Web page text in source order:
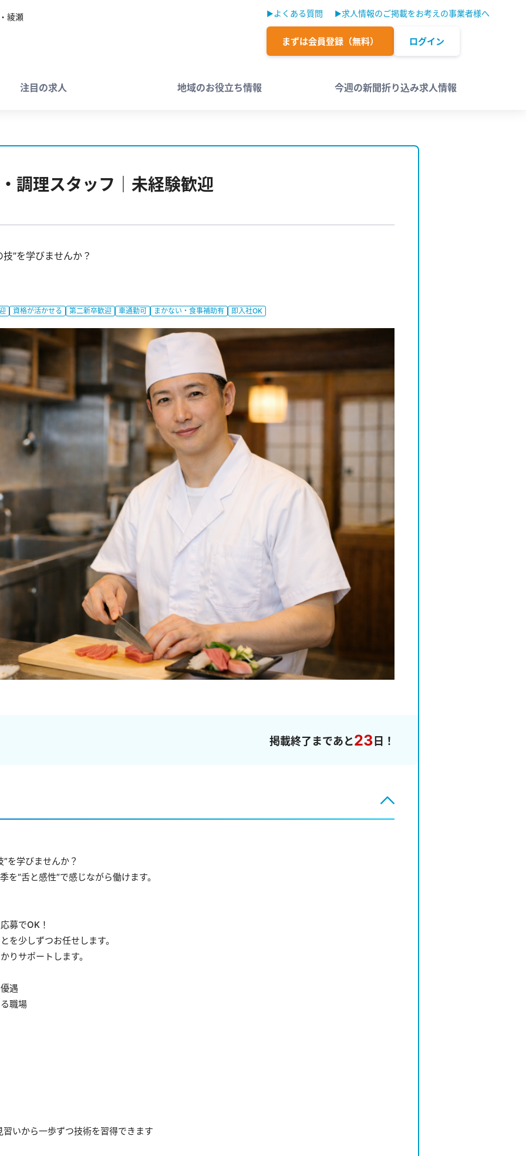
綾瀬 よくある質問 求人情報のご掲載をお考えの事業者様へ
まずは会員登録（無料） ログイン
注目の求人 地域のお役立ち情報 今週の新聞折り込み求人情報
調理スタッフ｜未経験歓迎
”を学びませんか？
資格が活かせる 第二新卒歓迎 車通勤可 まかない・食事補助有 即入社OK
掲載終了まであと23 日！
を学びませんか？
“舌と感性”で感じながら働けます。
募でOK！
を少しずつお任せします。
りサポートします。
遇
職場
いから一歩ずつ技術を習得できます